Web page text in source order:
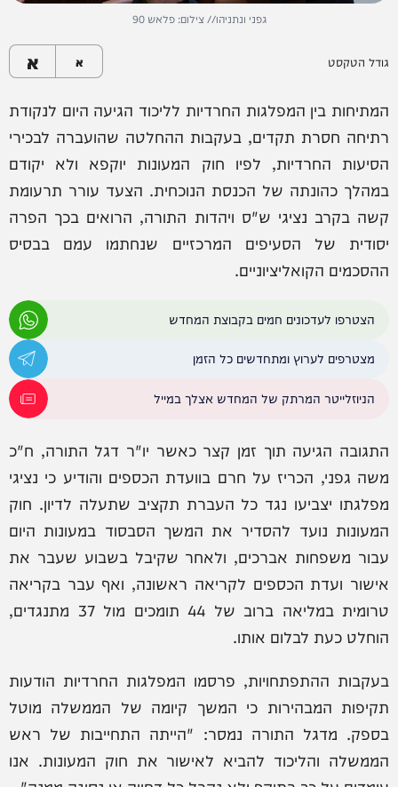
גפני ונתניהו// צילום: פלאש 90
גודל הטקסט א א
המתיחות בין המפלגות החרדיות לליכוד הגיעה היום לנקודת
רתיחה חסרת תקדים, בעקבות ההחלטה שהועברה לבכירי
הסיעות החרדיות, לפיו חוק המעונות יוקפא ולא יקודם
במהלך כהונתה של הכנסת הנוכחית. הצעד עורר תרעומת
קשה בקרב נציגי ש"ס ויהדות התורה, הרואים בכך הפרה
יסודית של הסעיפים המרכזיים שנחתמו עמם בבסיס
ההסכמים הקואליציוניים.
הצטרפו לעדכונים חמים בקבוצת המחדש
מצטרפים לערוץ ומתחדשים כל הזמן
הניוזלייטר המרתק של המחדש אצלך במייל
התגובה הגיעה תוך זמן קצר כאשר יו"ר דגל התורה, ח"כ
משה גפני, הכריז על חרם בוועדת הכספים והודיע כי נציגי
מפלגתו יצביעו נגד כל העברת תקציב שתעלה לדיון. חוק
המעונות נועד להסדיר את המשך הסבסוד במעונות היום
עבור משפחות אברכים, ולאחר שקיבל בשבוע שעבר את
אישור ועדת הכספים לקריאה ראשונה, ואף עבר בקריאה
טרומית במליאה ברוב של 44 תומכים מול 37 מתנגדים,
הוחלט כעת לבלום אותו.
בעקבות ההתפתחויות, פרסמו המפלגות החרדיות הודעות
תקיפות המבהירות כי המשך קיומה של הממשלה מוטל
בספק. מדגל התורה נמסר: "הייתה התחייבות של ראש
הממשלה והליכוד להביא לאישור את חוק המעונות. אנו